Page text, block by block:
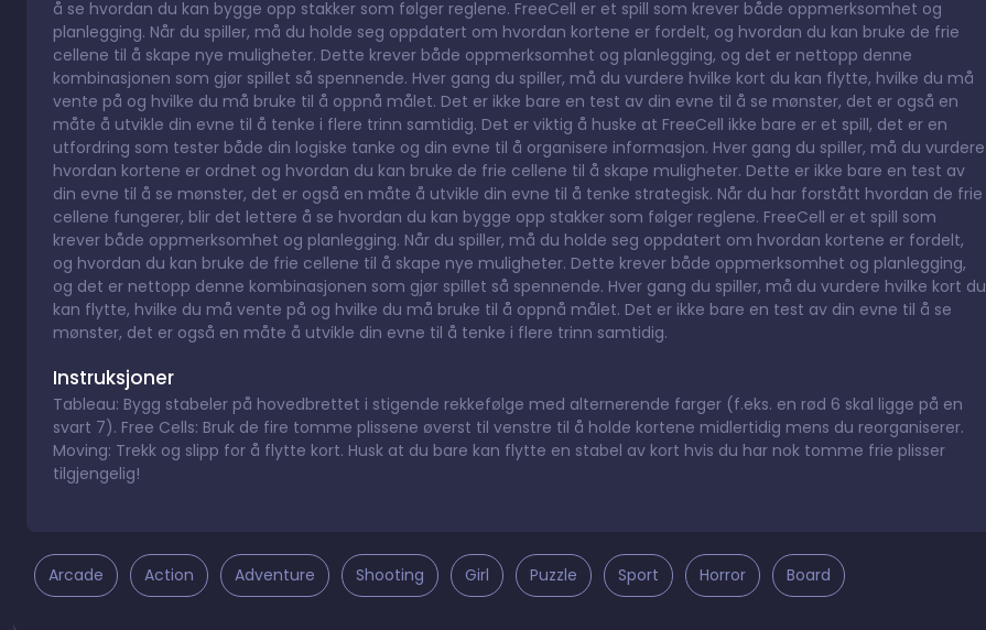
å se hvordan du kan bygge opp stakker som følger reglene. FreeCell er et spill som krever både oppmerksomhet og
planlegging. Når du spiller, må du holde seg oppdatert om hvordan kortene er fordelt, og hvordan du kan bruke de frie
cellene til å skape nye muligheter. Dette krever både oppmerksomhet og planlegging, og det er nettopp denne
kombinasjonen som gjør spillet så spennende. Hver gang du spiller, må du vurdere hvilke kort du kan flytte, hvilke du må
vente på og hvilke du må bruke til å oppnå målet. Det er ikke bare en test av din evne til å se mønster, det er også en
måte å utvikle din evne til å tenke i flere trinn samtidig. Det er viktig å huske at FreeCell ikke bare er et spill, det er en
utfordring som tester både din logiske tanke og din evne til å organisere informasjon. Hver gang du spiller, må du vurdere
hvordan kortene er ordnet og hvordan du kan bruke de frie cellene til å skape muligheter. Dette er ikke bare en test av
din evne til å se mønster, det er også en måte å utvikle din evne til å tenke strategisk. Når du har forstått hvordan de frie
cellene fungerer, blir det lettere å se hvordan du kan bygge opp stakker som følger reglene. FreeCell er et spill som
krever både oppmerksomhet og planlegging. Når du spiller, må du holde seg oppdatert om hvordan kortene er fordelt,
og hvordan du kan bruke de frie cellene til å skape nye muligheter. Dette krever både oppmerksomhet og planlegging,
og det er nettopp denne kombinasjonen som gjør spillet så spennende. Hver gang du spiller, må du vurdere hvilke kort du
kan flytte, hvilke du må vente på og hvilke du må bruke til å oppnå målet. Det er ikke bare en test av din evne til å se
mønster, det er også en måte å utvikle din evne til å tenke i flere trinn samtidig.
Instruksjoner
Tableau: Bygg stabeler på hovedbrettet i stigende rekkefølge med alternerende farger (f.eks. en rød 6 skal ligge på en
svart 7). Free Cells: Bruk de fire tomme plissene øverst til venstre til å holde kortene midlertidig mens du reorganiserer.
Moving: Trekk og slipp for å flytte kort. Husk at du bare kan flytte en stabel av kort hvis du har nok tomme frie plisser
tilgjengelig!
Arcade Action Adventure Shooting Girl Puzzle Sport Horror Board